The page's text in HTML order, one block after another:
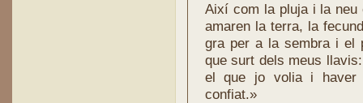
Així com la pluja i la neu
amaren la terra, la
gra per a la sembra i el
que surt dels meus
el que jo volia i haver
confiat.»